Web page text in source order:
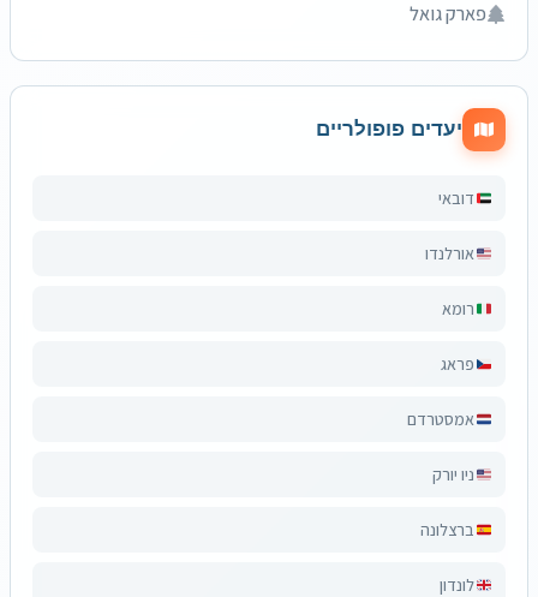
פארק גואל
יעדים פופולריים
דובאי
אורלנדו
רומא
פראג
אמסטרדם
ניו יורק
ברצלונה
לונדון